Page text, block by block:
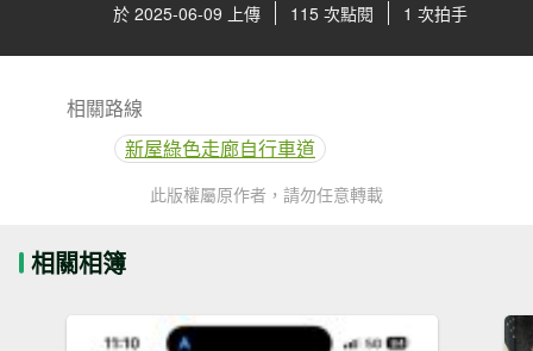
於 2025-06-09 上傳 115 次點閱 1 次拍手
相關路線
新屋綠色走廊自行車道
此版權屬原作者，請勿任意轉載
相關相簿